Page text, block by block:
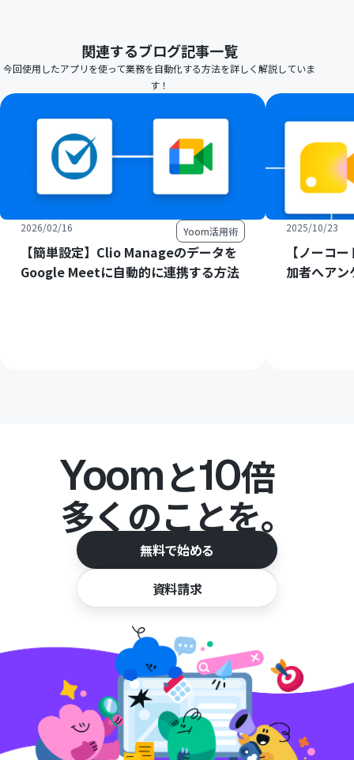
関連するブログ記事一覧
今回使用したアプリを使って業務を自動化する方法を詳しく解説していま
す！
2026/02/16 Yoom活用術
【簡単設定】Clio Manageのデータを
Google Meetに自動的に連携する方法
2025/10/23
【ノーコ
加者へア
Yoomと10倍
多くのことを。
無料で始める
資料請求